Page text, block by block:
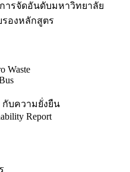
การจัดอันดับมหาวิทยาลัย
รองหลักสูตร
Waste
กับความยั่งยืน
Report